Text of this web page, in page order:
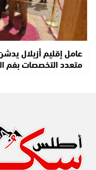
عامل إقليم أزيلال
متعدد التخصصات